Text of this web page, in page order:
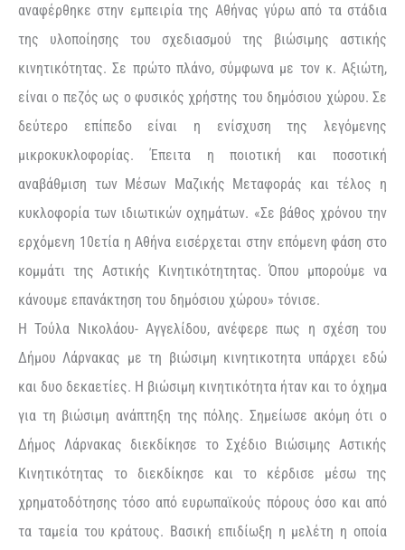
αναφέρθηκε στην εμπειρία της Αθήνας γύρω από τα στάδια
της υλοποίησης του σχεδιασμού της βιώσιμης αστικής
κινητικότητας. Σε πρώτο πλάνο, σύμφωνα με τον κ. Αξιώτη,
είναι ο πεζός ως ο φυσικός χρήστης του δημόσιου χώρου. Σε
δεύτερο επίπεδο είναι η ενίσχυση της λεγόμενης
μικροκυκλοφορίας. Έπειτα η ποιοτική και ποσοτική
αναβάθμιση των Μέσων Μαζικής Μεταφοράς και τέλος η
κυκλοφορία των ιδιωτικών οχημάτων. «Σε βάθος χρόνου την
ερχόμενη 10ετία η Αθήνα εισέρχεται στην επόμενη φάση στο
κομμάτι της Αστικής Κινητικότητητας. Όπου μπορούμε να
κάνουμε επανάκτηση του δημόσιου χώρου» τόνισε.
Η Τούλα Νικολάου- Αγγελίδου, ανέφερε πως η σχέση του
Δήμου Λάρνακας με τη βιώσιμη κινητικοτητα υπάρχει εδώ
και δυο δεκαετίες. Η βιώσιμη κινητικότητα ήταν και το όχημα
για τη βιώσιμη ανάπτηξη της πόλης. Σημείωσε ακόμη ότι ο
Δήμος Λάρνακας διεκδίκησε το Σχέδιο Βιώσιμης Αστικής
Κινητικότητας το διεκδίκησε και το κέρδισε μέσω της
χρηματοδότησης τόσο από ευρωπαϊκούς πόρους όσο και από
τα ταμεία του κράτους. Βασική επιδίωξη η μελέτη η οποία